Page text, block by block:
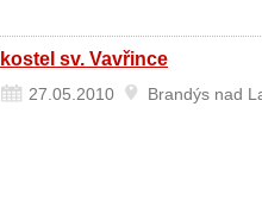
kostel sv. Vavřince
27.05.2010 Brandýs nad